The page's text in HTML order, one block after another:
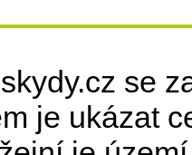
se
je ukázat